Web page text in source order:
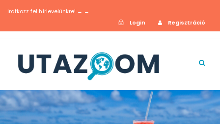
Iratkozz fel hírlevelünkre! → →
Login
Regisztráció